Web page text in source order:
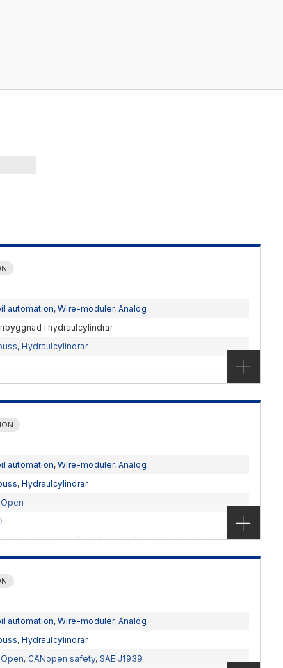
automation,Wire-moduler,Analog
i hydraulcylindrar
,Hydraulcylindrar
kg
mm
+85 °C
upptill 1m ström eller spänningsutgång
automation,Wire-moduler,Analog
,Hydraulcylindrar
upptill 1m ström eller spänningsutgång
automation,Wire-moduler,Analog
,Hydraulcylindrar
, CANopen safety,SAE J1939